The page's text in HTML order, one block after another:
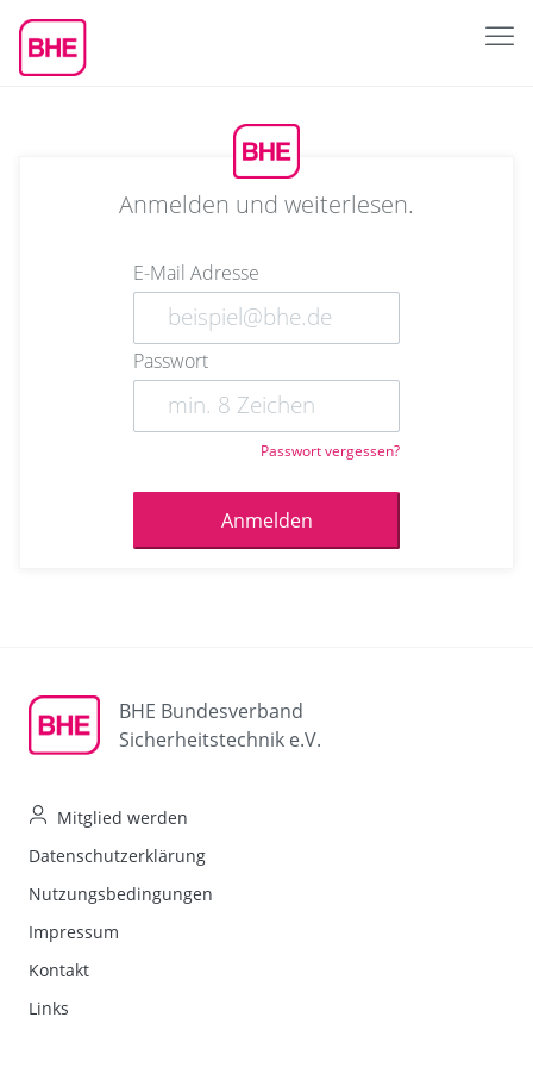
Anmelden und weiterlesen.
E-Mail Adresse
Passwort
Passwort vergessen?
Anmelden
BHE Bundesverband
Sicherheitstechnik e.V.
Mitglied werden
Datenschutzerklärung
Nutzungsbedingungen
Impressum
Kontakt
Links